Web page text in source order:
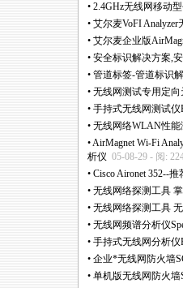
• 2.4GHz无线网移动
• 艾尔麦VoFI
• 艾尔麦企业版
• 安全标识解决方案,
• 管道标签-管道标识
• 无线网测试专用定
• 手持式无线网测试
• 无线网络WLAN性
•AirMagnet Wi-Fi
析仪 05-08-29 - 阅:
• Cisco Aironet 352--
• 无线网络探测工具
• 无线网络探测工具
• 无线网频谱分析仪
• 手持式无线网分析仪
• 企业*无线网防火墙
• 单机版无线网防火